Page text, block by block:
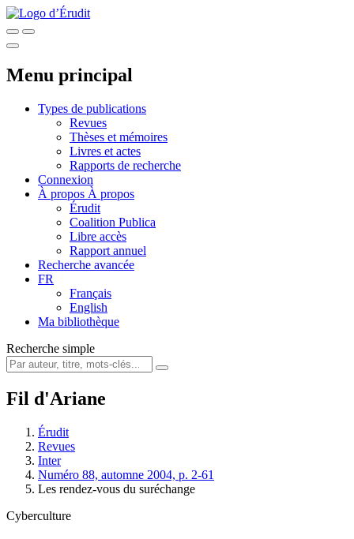
Menu principal
Types de publications
Revues
Thèses et mémoires
Livres et actes
Rapports de recherche
Connexion
À propos À propos
Érudit
Coalition Publica
Libre accès
Rapport annuel
Recherche avancée
FR
Français
English
Ma bibliothèque
Recherche simple
Fil d'Ariane
Érudit
Revues
Inter
Numéro 88, automne 2004, p. 2-61
Les rendez-vous du suréchange
Cyberculture